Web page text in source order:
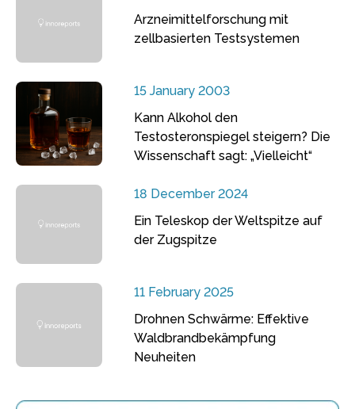
Arzneimittelforschung mit
zellbasierten Testsystemen
15 January 2003
Kann Alkohol den
Testosteronspiegel steigern? Die
Wissenschaft sagt: „Vielleicht“
18 December 2024
Ein Teleskop der Weltspitze auf
der Zugspitze
11 February 2025
Drohnen Schwärme: Effektive
Waldbrandbekämpfung
Neuheiten